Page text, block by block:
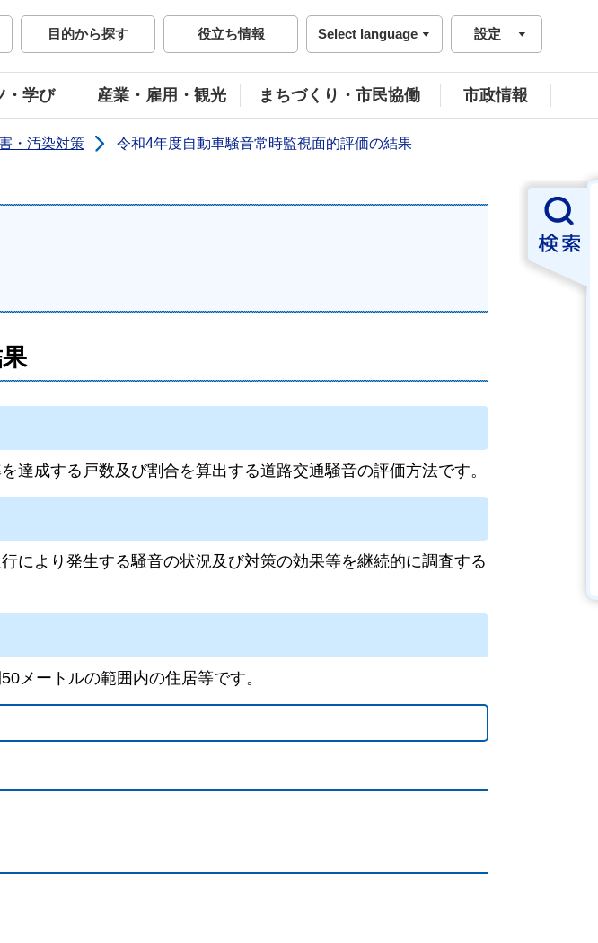
目的から探す 役立ち情報 Select language 設定
・学び 産業・雇用・観光 まちづくり・市民協働 市政情報
・汚染対策 令和4年度自動車騒音常時監視面的評価の結果
成する戸数及び割合を算出する道路交通騒音の評価方法です。
により発生する騒音の状況及び対策の効果等を継続的に調査する
メートルの範囲内の住居等です。